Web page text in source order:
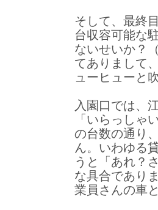
そして、最終
台収容可能な
ないせいか？
てありまして
ューヒューと
入園口では、
「いらっしゃ
の台数の通り
ん。いわゆる
うと「あれ？
な具合であり
業員さんの車